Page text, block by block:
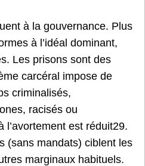
à la gouvernance. Plus
à l’idéal dominant,
Les prisons sont des
carcéral impose de
criminalisés,
racisés ou
l’avortement est réduit29.
(sans mandats) ciblent les
marginaux habituels.